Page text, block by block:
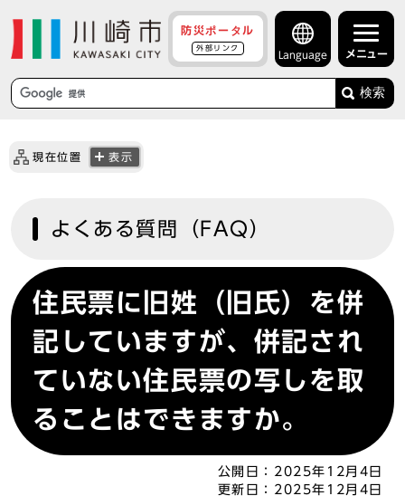
防災ポータル
外部リンク
Language メニュー
検索
現在位置 表示
よくある質問（FAQ）
住民票に旧姓（旧氏）を併
記していますが、併記され
ていない住民票の写しを取
ることはできますか。
公開日： 2025年12月4日
更新日： 2025年12月4日